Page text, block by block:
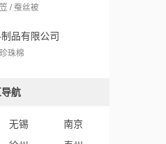
/ 蚕丝被
品有限公司
珠棉
航
无锡
南京